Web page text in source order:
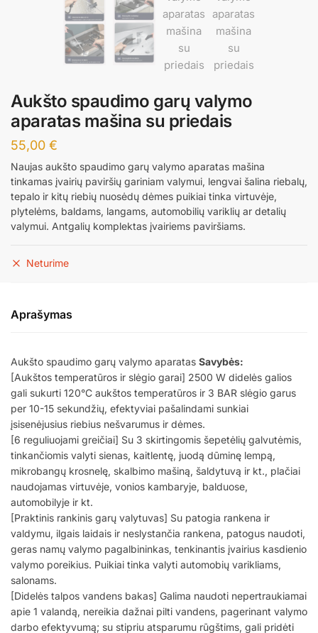
Aukšto spaudimo garų valymo
aparatas mašina su priedais
55,00 €
Naujas aukšto spaudimo garų valymo aparatas mašina
tinkamas įvairių paviršių gariniam valymui, lengvai šalina riebalų,
tepalo ir kitų riebių nuosėdų dėmes puikiai tinka virtuvėje,
plytelėms, baldams, langams, automobilių variklių ar detalių
valymui. Antgalių komplektas įvairiems paviršiams.
Neturime
Aprašymas
Aukšto spaudimo garų valymo aparatas Savybės:
[Aukštos temperatūros ir slėgio garai] 2500 W didelės galios
gali sukurti 120°C aukštos temperatūros ir 3 BAR slėgio garus
per 10-15 sekundžių, efektyviai pašalindami sunkiai
įsisenėjusius riebius nešvarumus ir dėmes.
[6 reguliuojami greičiai] Su 3 skirtingomis šepetėlių galvutėmis,
tinkančiomis valyti sienas, kaitlentę, juodą dūminę lempą,
mikrobangų krosnelę, skalbimo mašiną, šaldytuvą ir kt., plačiai
naudojamas virtuvėje, vonios kambaryje, balduose,
automobilyje ir kt.
[Praktinis rankinis garų valytuvas] Su patogia rankena ir
valdymu, ilgais laidais ir neslystančia rankena, patogus naudoti,
geras namų valymo pagalbininkas, tenkinantis įvairius kasdienio
valymo poreikius. Puikiai tinka valyti automobių varikliams,
salonams.
[Didelės talpos vandens bakas] Galima naudoti nepertraukiamai
apie 1 valandą, nereikia dažnai pilti vandens, pagerinant valymo
darbo efektyvumą; su stipriu atsparumu rūgštims, gali pridėti